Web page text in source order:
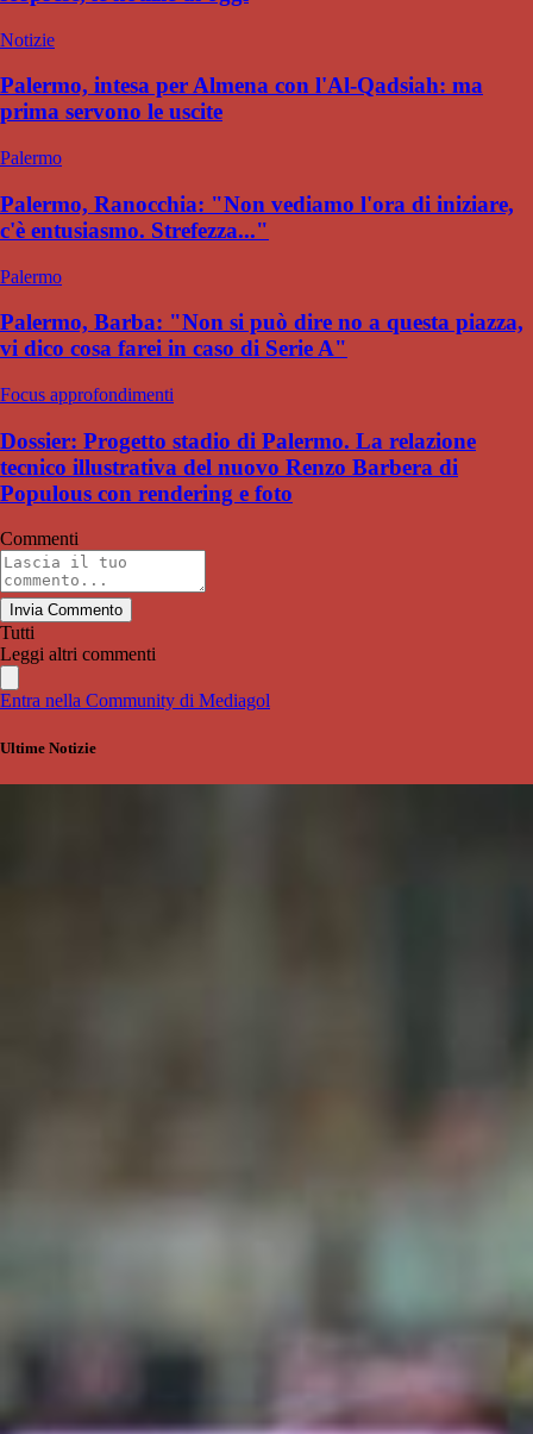
Notizie
Palermo, intesa per Almena con l'Al-Qadsiah: ma
prima servono le uscite
Palermo
Palermo, Ranocchia: "Non vediamo l'ora di iniziare,
c'è entusiasmo. Strefezza..."
Palermo
Palermo, Barba: "Non si può dire no a questa piazza,
vi dico cosa farei in caso di Serie A"
Focus approfondimenti
Dossier: Progetto stadio di Palermo. La relazione
tecnico illustrativa del nuovo Renzo Barbera di
Populous con rendering e foto
Commenti
Invia Commento
Tutti
Leggi altri commenti
Entra nella Community di Mediagol
Ultime Notizie